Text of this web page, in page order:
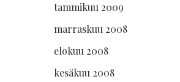
tammikuu 2009
marraskuu 2008
elokuu 2008
kesäkuu 2008